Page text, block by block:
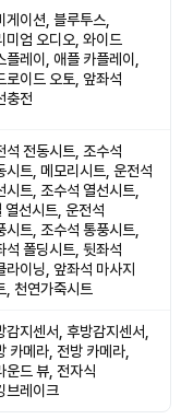
게이션, 블루투스,
미엄 오디오, 와이드
플레이, 애플 카플레이,
로이드 오토, 앞좌석
충전
석 전동시트, 조수석
시트, 메모리시트, 운전석
시트, 조수석 열선시트,
열선시트, 운전석
시트, 조수석 통풍시트,
석 폴딩시트, 뒷좌석
라이닝, 앞좌석 마사지
, 천연가죽시트
감지센서, 후방감지센서,
카메라, 전방 카메라,
운드 뷰, 전자식
브레이크